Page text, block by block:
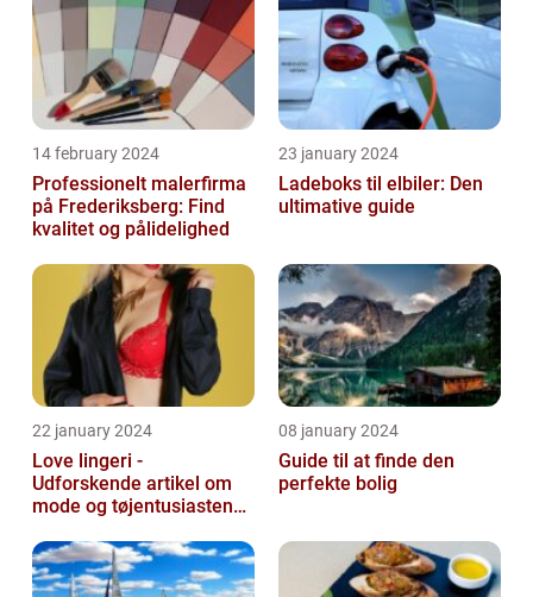
14 february 2024
Professionelt malerfirma
på Frederiksberg: Find
kvalitet og pålidelighed
23 january 2024
Ladeboks til elbiler: Den
ultimative guide
22 january 2024
Love lingeri -
Udforskende artikel om
mode og tøjentusiastens
08 january 2024
Guide til at finde den
perfekte bolig